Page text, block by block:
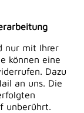
nur mit Ihrer
können eine
Dazu
an uns. Die
unberührt.